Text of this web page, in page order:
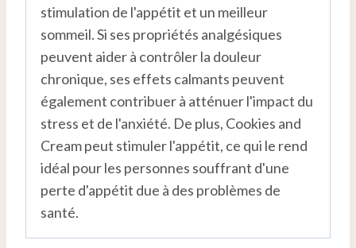
stimulation de l'appétit et un meilleur
sommeil. Si ses propriétés analgésiques
peuvent aider à contrôler la douleur
chronique, ses effets calmants peuvent
également contribuer à atténuer l'impact du
stress et de l'anxiété. De plus, Cookies and
Cream peut stimuler l'appétit, ce qui le rend
idéal pour les personnes souffrant d'une
perte d'appétit due à des problèmes de
santé.